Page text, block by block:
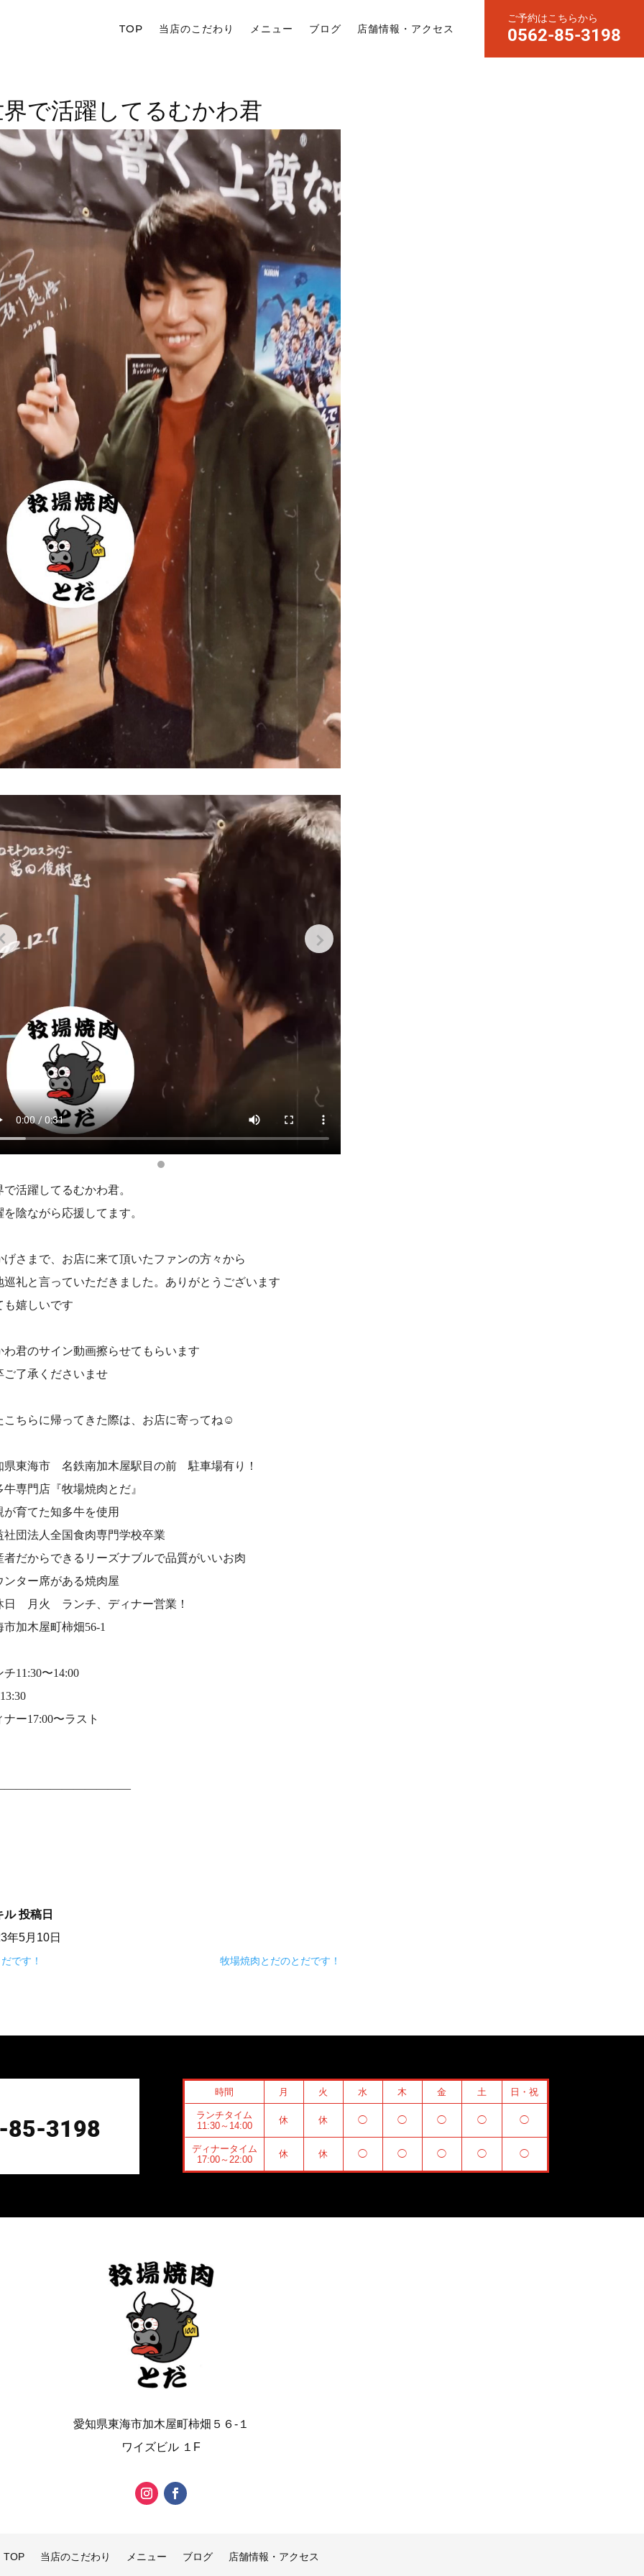
TOP 当店のこだわり メニュー ブログ 店舗情報・アクセス
ご予約はこちらから
0562-85-3198
で活躍してるむかわ君
で活躍してるむかわ君。
を陰ながら応援してます。
げさまで、お店に来て頂いたファンの方々から
巡礼と言っていただきました。ありがとうございます
も嬉しいです
わ君のサイン動画擦らせてもらいます
ご了承くださいませ
こちらに帰ってきた際は、お店に寄ってね☺️
県東海市 名鉄南加木屋駅目の前 駐車場有り！⠀
牛専門店『牧場焼肉とだ』⠀
が育てた知多牛を使用⠀
社団法人全国食肉専門学校卒業⠀
者だからできるリーズナブルで品質がいいお肉⠀
ンター席がある焼肉屋⠀
日 月火 ランチ、ディナー営業！⠀
市加木屋町柿畑56-1⠀
チ11:30〜14:00⠀
ナー17:00〜ラスト⠀
ル 投稿日
年5月10日
です！ 牧場焼肉とだのとだです！
85-3198
時間 月 火 水 木 金 土 日・祝
ランチタイム
11:30～14:00
休 休 ◯ ◯ ◯ ◯ ◯
ディナータイム
17:00～22:00
休 休 ◯ ◯ ◯ ◯ ◯
愛知県東海市加木屋町柿畑５６-１
ワイズビル １F
TOP 当店のこだわり メニュー ブログ 店舗情報・アクセス